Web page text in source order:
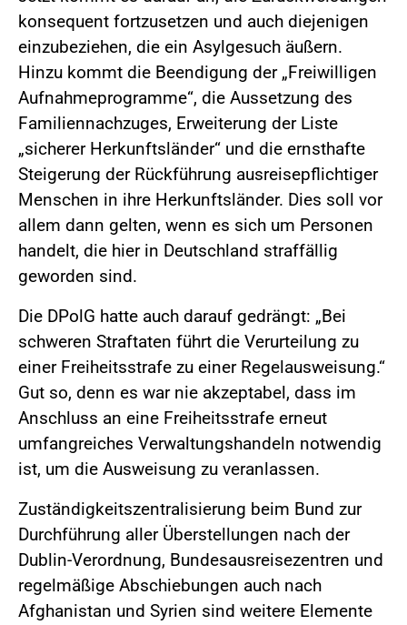
konsequent fortzusetzen und auch diejenigen
einzubeziehen, die ein Asylgesuch äußern.
Hinzu kommt die Beendigung der „Freiwilligen
Aufnahmeprogramme“, die Aussetzung des
Familiennachzuges, Erweiterung der Liste
„sicherer Herkunftsländer“ und die ernsthafte
Steigerung der Rückführung ausreisepflichtiger
Menschen in ihre Herkunftsländer. Dies soll vor
allem dann gelten, wenn es sich um Personen
handelt, die hier in Deutschland straffällig
geworden sind.
Die DPolG hatte auch darauf gedrängt: „Bei
schweren Straftaten führt die Verurteilung zu
einer Freiheitsstrafe zu einer Regelausweisung.“
Gut so, denn es war nie akzeptabel, dass im
Anschluss an eine Freiheitsstrafe erneut
umfangreiches Verwaltungshandeln notwendig
ist, um die Ausweisung zu veranlassen.
Zuständigkeitszentralisierung beim Bund zur
Durchführung aller Überstellungen nach der
Dublin-Verordnung, Bundesausreisezentren und
regelmäßige Abschiebungen auch nach
Afghanistan und Syrien sind weitere Elemente